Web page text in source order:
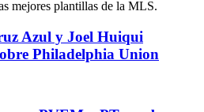
Azul y Joel Huiqui
Philadelphia Union